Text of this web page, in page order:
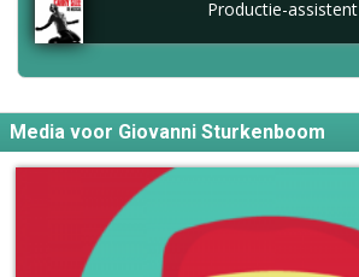
Productie-assistent
Media voor Giovanni Sturkenboom